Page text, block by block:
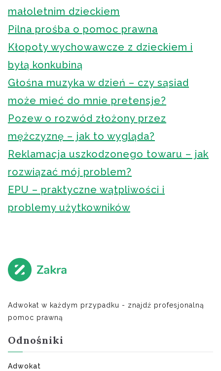
małoletnim dzieckiem
Pilna prośba o pomoc prawna
Kłopoty wychowawcze z dzieckiem i
byłą konkubiną
Głośna muzyka w dzień – czy sąsiad
może mieć do mnie pretensje?
Pozew o rozwód złożony przez
mężczyznę – jak to wygląda?
Reklamacja uszkodzonego towaru – jak
rozwiązać mój problem?
EPU – praktyczne wątpliwości i
problemy użytkowników
Adwokat w każdym przypadku - znajdź profesjonalną
pomoc prawną
Odnośniki
Adwokat